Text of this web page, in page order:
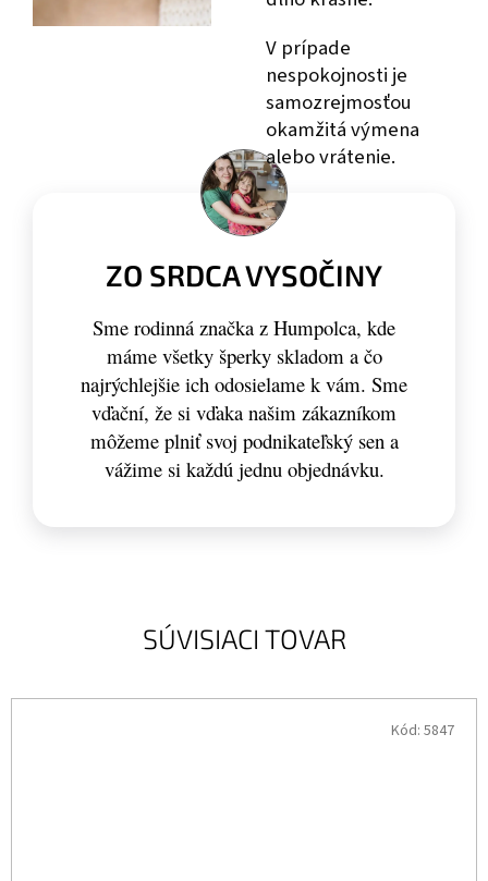
SÚVISIACI TOVAR
Kód: 5847
V prípade
nespokojnosti je
samozrejmosťou
okamžitá výmena
alebo vrátenie.
ZO SRDCA VYSOČINY
Sme rodinná značka z Humpolca, kde
máme všetky šperky skladom a čo
najrýchlejšie ich odosielame k vám. Sme
vďační, že si vďaka našim zákazníkom
môžeme plniť svoj podnikateľský sen a
vážime si každú jednu objednávku.